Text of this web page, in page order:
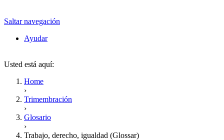
Saltar navegación
Ayudar
Usted está aquí:
Home
›
Trimembración
›
Glosario
›
Trabajo, derecho, igualdad (Glossar)